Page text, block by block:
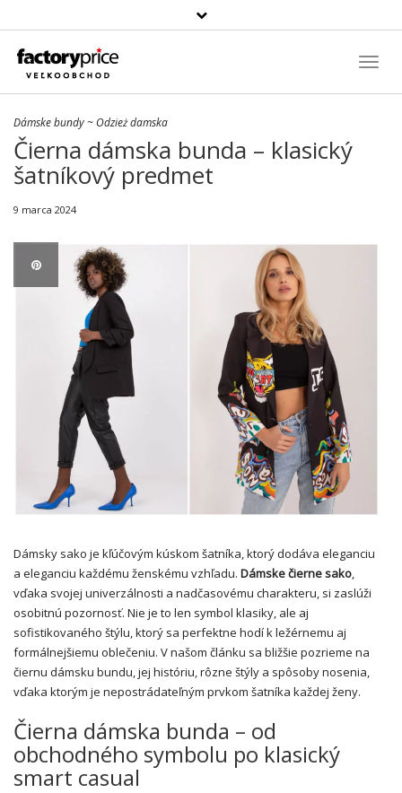
Szukaj
produktu
Dámske bundy~ Odzież damska
Čierna dámska bunda – klasický
šatníkový predmet
9 marca 2024
Dámsky sako je kľúčovým kúskom šatníka, ktorý dodáva eleganciu
a eleganciu každému ženskému vzhľadu. Dámske čierne sako,
vďaka svojej univerzálnosti a nadčasovému charakteru, si zaslúži
osobitnú pozornosť. Nie je to len symbol klasiky, ale aj
sofistikovaného štýlu, ktorý sa perfektne hodí k ležérnemu aj
formálnejšiemu oblečeniu. V našom článku sa bližšie pozrieme na
čiernu dámsku bundu, jej históriu, rôzne štýly a spôsoby nosenia,
vďaka ktorým je nepostrádateľným prvkom šatníka každej ženy.
Čierna dámska bunda – od
obchodného symbolu po klasický
smart casual